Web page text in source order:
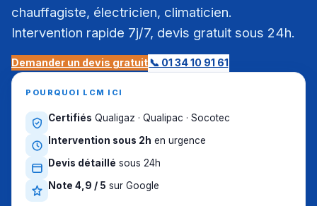
chauffagiste, électricien, climaticien.
Intervention rapide 7j/7, devis gratuit sous 24h.
Demander un devis gratuit📞 01 34 10 91 61
POURQUOI LCM ICI
Certifiés Qualigaz · Qualipac · Socotec
Intervention sous 2h en urgence
Devis détaillé sous 24h
Note 4,9 / 5 sur Google